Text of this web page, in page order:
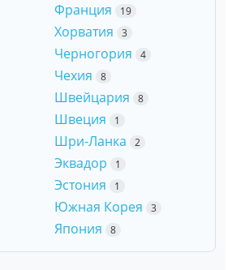
Франция 19
Хорватия 3
Черногория 4
Чехия 8
Швейцария 8
Швеция 1
Шри-Ланка 2
Эквадор 1
Эстония 1
Южная Корея 3
Япония 8